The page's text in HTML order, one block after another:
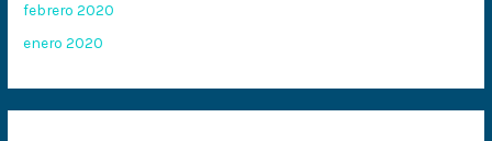
febrero 2020
enero 2020